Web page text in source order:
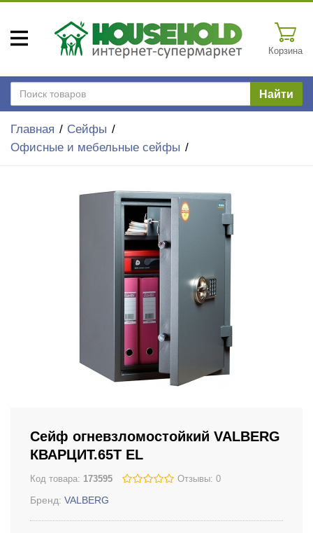
Корзина
Найти
Главная
Сейфы
Офисные и мебельные сейфы
Сейф огневзломостойкий VALBERG
КВАРЦИТ.65T EL
Код товара: 173595 Отзывы: 0
Бренд: VALBERG